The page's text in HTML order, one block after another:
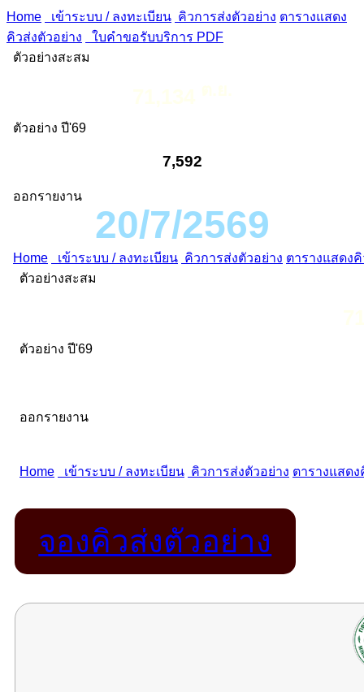
Home เข้าระบบ / ลงทะเบียน คิวการส่งตัวอย่าง ตารางแสดง
คิวส่งตัวอย่าง
ใบคำขอรับบริการ PDF
ตัวอย่างสะสม
ตัวอย่าง ปี'69
7,592
ออกรายงาน
20/7/2569
จองคิวส่งตัวอย่าง